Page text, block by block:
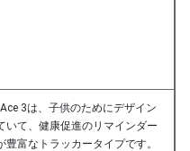
3は、子供のためにデザイン
いて、健康促進のリマインダー
豊富なトラッカータイプです。